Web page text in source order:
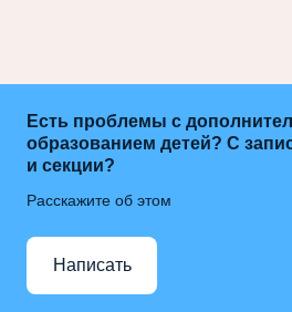
Есть проблемы с
образованием детей? С
и секции?
Расскажите об этом
Написать